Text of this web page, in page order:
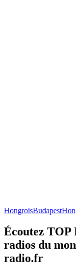
HongroisBudapest
Écoutez
radios du
radio.fr